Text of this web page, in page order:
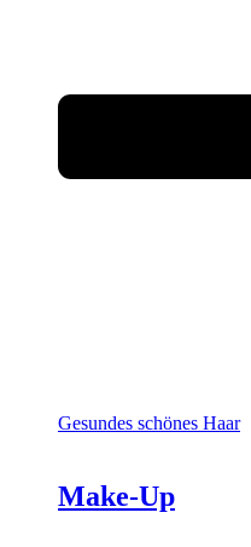
Gesundes schönes Haar
Make-Up